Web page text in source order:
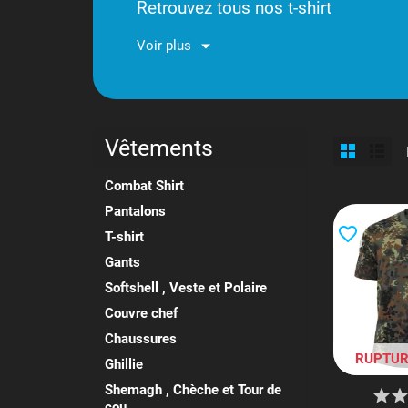
Retrouvez tous nos t-shirt
Voir plus
Vêtements
Combat Shirt
Pantalons
T-shirt
Gants
Softshell , Veste et Polaire
Couvre chef
Chaussures
Ghillie
Shemagh , Chèche et Tour de
favorite_border